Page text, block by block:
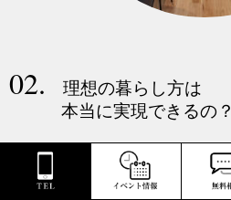
02.
理想の暮らし方は
本当に実現できるの？